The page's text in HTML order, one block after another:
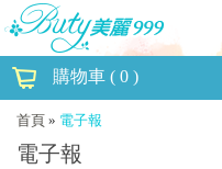
購物車 ( 0 )
首頁 » 電子報
電子報